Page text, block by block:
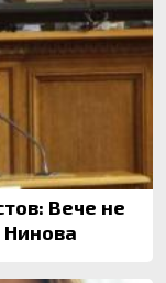
Вече не